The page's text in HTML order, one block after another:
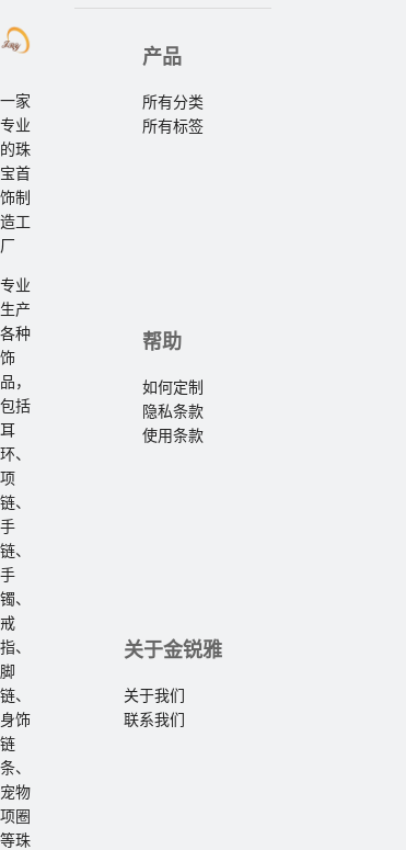
一家
专业
的珠
宝首
饰制
造工
厂
专业
生产
各种
饰
品，
包括
耳
环、
项
链、
手
链、
手
镯、
戒
指、
脚
链、
身饰
链
条、
宠物
项圈
等珠
产品
所有分类
所有标签
帮助
如何定制
隐私条款
使用条款
关于金锐雅
关于我们
联系我们